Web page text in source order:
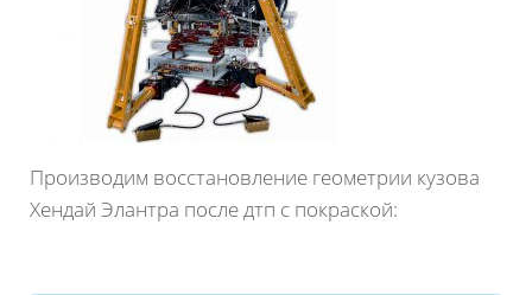
Производим восстановление геометрии кузова
Хендай Элантра после дтп с покраской: